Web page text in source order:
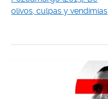
olivos, culpas y vendimias